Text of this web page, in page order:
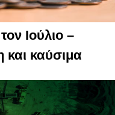
Ιούλιο –
και καύσιμα